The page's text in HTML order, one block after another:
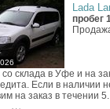
Lada
пробег
со склада в Уфе и на
Если в наличии
на заказ в течении